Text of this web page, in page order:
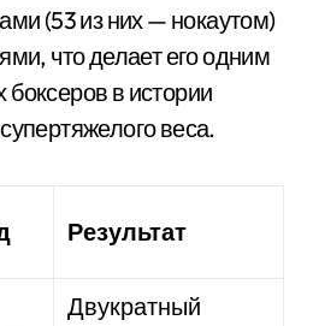
(53 из них — нокаутом)
что делает его одним
в истории
веса.
Результат
Двукратный